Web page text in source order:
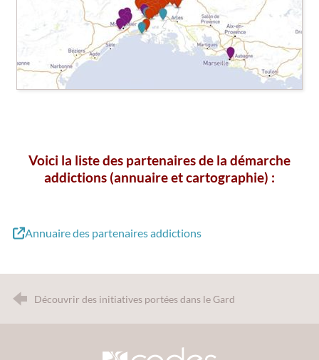
Voici la liste des partenaires de la démarche
addictions (annuaire et cartographie) :
Annuaire des partenaires addictions
Découvrir des initiatives portées dans le Gard
CODES 30 - Comité